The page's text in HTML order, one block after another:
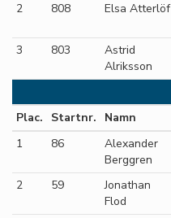
2
808 Elsa Atterlöf
3 803
Astrid
Alriksson
Plac.
Startnr. Namn
1
86
Alexander
Berggren
2 59
Jonathan
Flod